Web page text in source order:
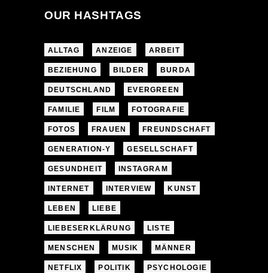
OUR HASHTAGS
ALLTAG ANZEIGE ARBEIT
BEZIEHUNG BILDER BURDA
DEUTSCHLAND EVERGREEN
FAMILIE FILM FOTOGRAFIE
FOTOS FRAUEN FREUNDSCHAFT
GENERATION-Y GESELLSCHAFT
GESUNDHEIT INSTAGRAM
INTERNET INTERVIEW KUNST
LEBEN LIEBE
LIEBESERKLÄRUNG LISTE
MENSCHEN MUSIK MÄNNER
NETFLIX POLITIK PSYCHOLOGIE